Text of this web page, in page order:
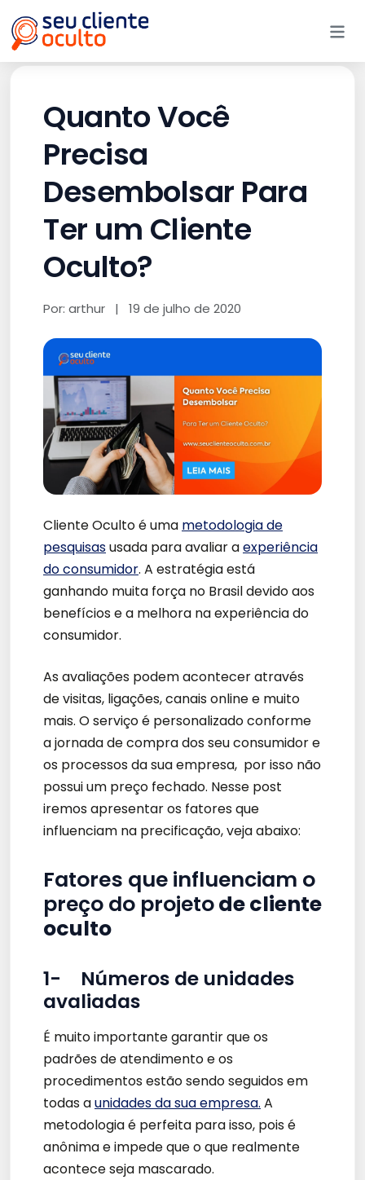
Quanto Você
Precisa
Desembolsar Para
Ter um Cliente
Oculto?
Por: arthur | 19 de julho de 2020
Cliente Oculto é uma metodologia de
pesquisasusada para avaliar aexperiência
do consumidor. A estratégia está
ganhando muita força no Brasil devido aos
benefícios e a melhora na experiência do
consumidor.
As avaliações podem acontecer através
de visitas, ligações, canais online e muito
mais. O serviço é personalizado conforme
a jornada de compra dos seu consumidor e
os processos da sua empresa, por isso não
possui um preço fechado. Nesse post
iremos apresentar os fatores que
influenciam na precificação, veja abaixo:
Fatores que influenciam o
preço do projetode cliente
oculto
1- Números de unidades
avaliadas
É muito importante garantir que os
padrões de atendimento e os
procedimentos estão sendo seguidos em
todas aunidades da sua empresa. A
metodologia é perfeita para isso, pois é
anônima e impede que o que realmente
acontece seja mascarado.